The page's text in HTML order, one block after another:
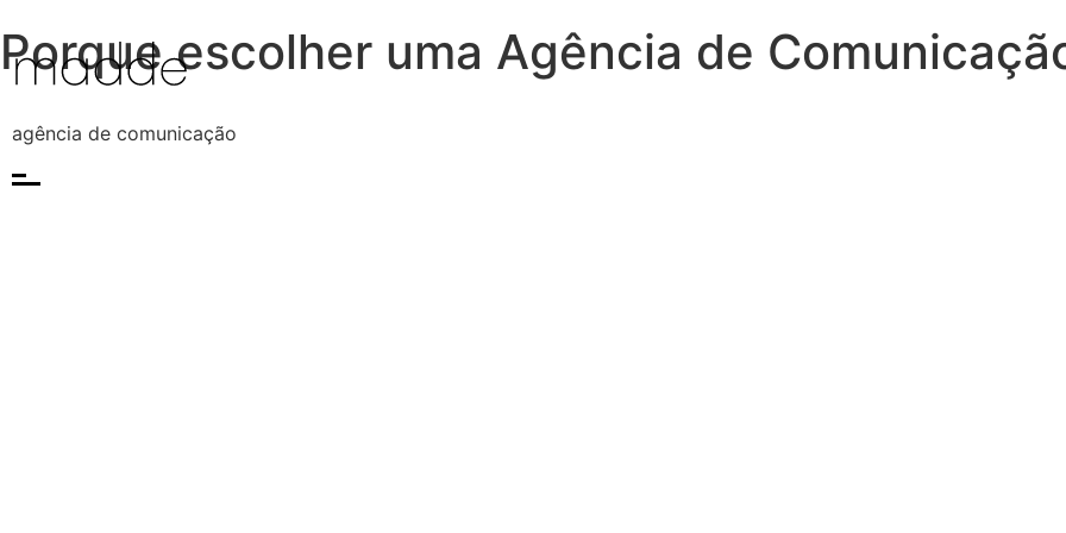
agência de comunicação
Porque escolher uma Agência de